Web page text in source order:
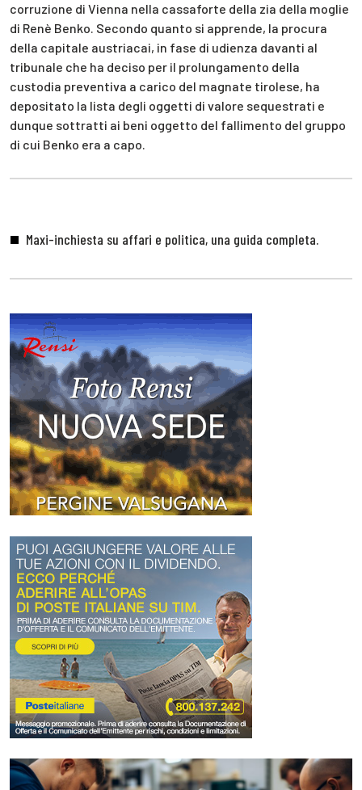
corruzione di Vienna nella cassaforte della zia della moglie
di Renè Benko. Secondo quanto si apprende, la procura
della capitale austriacai, in fase di udienza davanti al
tribunale che ha deciso per il prolungamento della
custodia preventiva a carico del magnate tirolese, ha
depositato la lista degli oggetti di valore sequestrati e
dunque sottratti ai beni oggetto del fallimento del gruppo
di cui Benko era a capo.
Maxi-inchiesta su affari e politica, una guida completa.